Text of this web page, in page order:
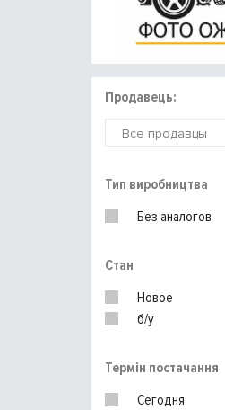
Продавець:
Тип виробництва
Без аналогов
Стан
Новое
б/у
Термін постачання
Сегодня